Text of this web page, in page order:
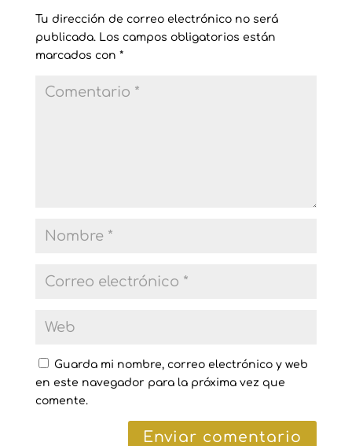
Tu dirección de correo electrónico no será
publicada. Los campos obligatorios están
marcados con *
Guarda mi nombre, correo electrónico y web
en este navegador para la próxima vez que
comente.